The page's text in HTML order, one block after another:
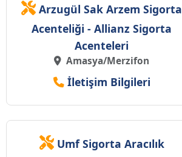
Arzugül Sak Arzem Sigorta
Acenteliği - Allianz Sigorta
Acenteleri
Amasya/Merzifon
İletişim Bilgileri
Umf Sigorta Aracılık